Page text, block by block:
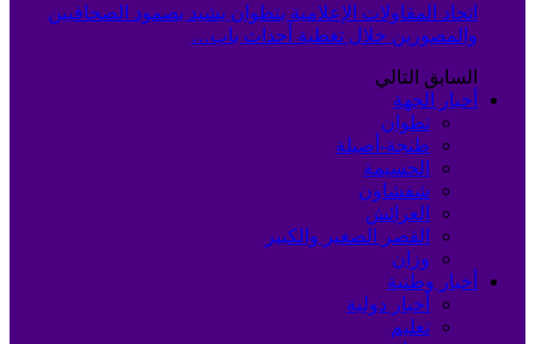
اتحاد المقاولات الإعلامية بتطوان يشيد بصمود الصحافيين
والمصورين خلال تغطية أحداث باب…
السابق التالي
أخبار الجهة
تطوان
طنجة-أصيلة
الحسيمة
شفشاون
العرائش
القصر الصغير والكبير
وزان
أخبار وطنية
أخبار دولية
تعليم